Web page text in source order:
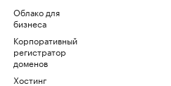
Облако для
бизнеса
Корпоративный
регистратор
доменов
Хостинг